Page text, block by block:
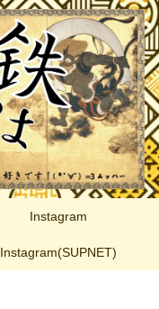
Instagram
Instagram(SUPNET)